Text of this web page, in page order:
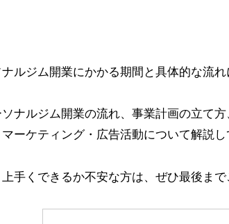
ルジム開業にかかる期間と具体的な流れ
ナルジム開業の流れ、事業計画の立て
ーケティング・広告活動について解説し
手くできるか不安な方は、ぜひ最後まで